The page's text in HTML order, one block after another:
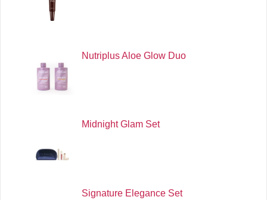
Nutriplus Aloe Glow Duo
Midnight Glam Set
Signature Elegance Set